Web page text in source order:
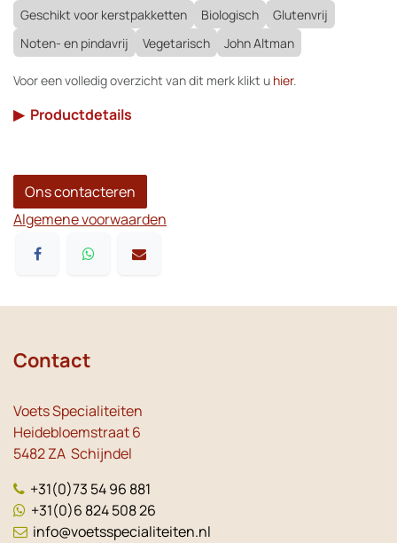
Geschikt voor kerstpakketten Biologisch
Glutenvrij
Noten- en pindavrij
Vegetarisch John Altman
Voor een volledig overzicht van dit merk klikt u hier.
▶ Productdetails
Ons contacteren
Algemene voorwaarden
Contact
Voets Specialiteiten
Heidebloemstraat 6
5482 ZA Schijndel
+31(0)73 54 96 881
+31(0)6 824 508 26
info@voetsspecialiteiten.nl